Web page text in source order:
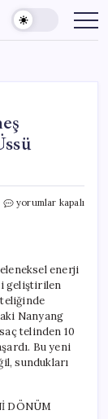
Saç
Panelleri
ile
Şehirler
Enerji
Üssü
Olacak
için
yorumlar kapalı
enerji
geliştirilen
Nanyang
telinden 10
Bu yeni
sundukları
DÖNÜM